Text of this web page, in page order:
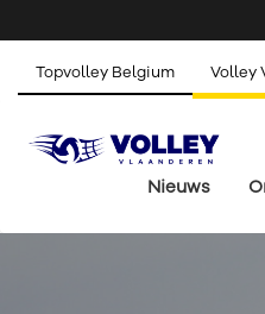
Topvolley Belgium Volley
Nieuws